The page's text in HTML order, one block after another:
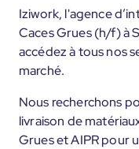
Iziwork, l'agence
Caces Grues (h/f) à
accédez à tous nos
marché.
Nous recherchons
livraison de
Grues et AIPR pour